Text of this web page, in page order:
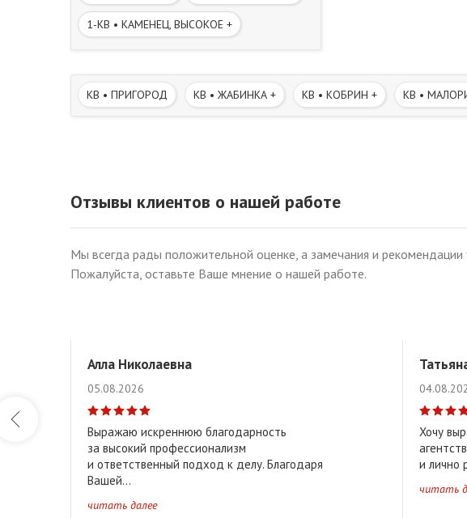
1-КВ • КАМЕНЕЦ, ВЫСОКОЕ +
КВ • ПРИГОРОД КВ • ЖАБИНКА + КВ • КОБРИН + КВ •
Отзывы клиентов о нашей работе
Мы всегда рады положительной оценке, а замечания и рекомендации
Пожалуйста, оставьте Ваше мнение о нашей работе.
Алла Николаевна
05.08.2026
Выражаю искреннюю благодарность
за высокий профессионализм
и ответственный подход к делу. Благодаря
Вашей...
читать далее
Хочу
и лично
читать